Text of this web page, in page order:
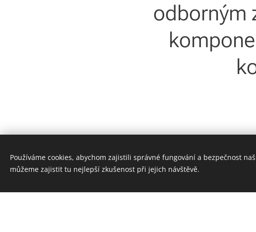
odborným
Používáme cookies, abychom zajistili správné fungování a bezpečnost
můžeme zajistit tu nejlepší zkušenost při jejich návštěvě.